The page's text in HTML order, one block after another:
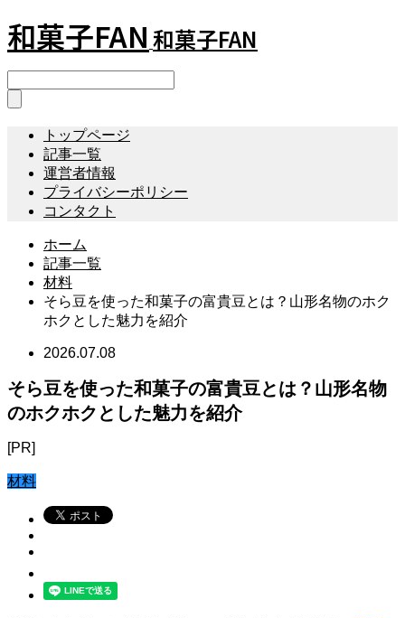
和菓子FAN 和菓子FAN
トップページ
記事一覧
運営者情報
プライバシーポリシー
コンタクト
ホーム
記事一覧
材料
そら豆を使った和菓子の富貴豆とは？山形名物のホク
ホクとした魅力を紹介
2026.07.08
そら豆を使った和菓子の富貴豆とは？山形名物
のホクホクとした魅力を紹介
[PR]
材料